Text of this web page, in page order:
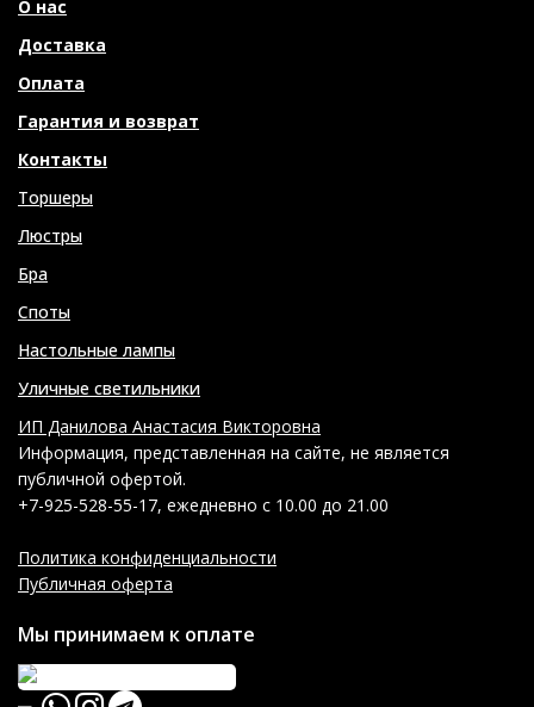
О нас
Доставка
Оплата
Гарантия и возврат
Контакты
Торшеры
Люстры
Бра
Споты
Настольные лампы
Уличные светильники
ИП Данилова Анастасия Викторовна
Информация, представленная на сайте, не является
публичной офертой.
+7-925-528-55-17, ежедневно с 10.00 до 21.00
Политика конфиденциальности
Публичная оферта
Мы принимаем к оплате